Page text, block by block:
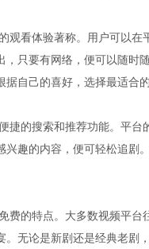
观看体验著称。用户可以
只要有网络，便可以随
自己的喜好，选择最适合
捷的搜索和推荐功能。平
趣的内容，便可轻松追
费的特点。大多数视频平
无论是新剧还是经典老剧